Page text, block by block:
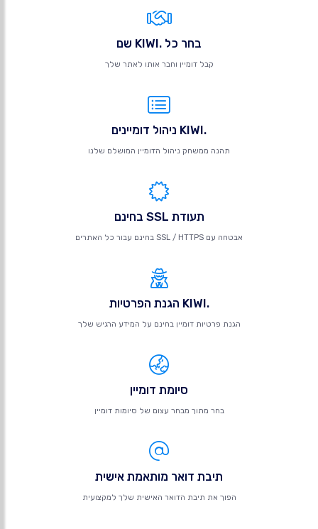
בחר כל .KIWI שם
קבל דומיין וחבר אותו לאתר שלך
.KIWI ניהול דומיינים
תהנה ממשחק ניהול הדומיין המושלם שלנו
תעודת SSL בחינם
אבטחה עם SSL / HTTPS בחינם עבור כל האתרים
.KIWI הגנת הפרטיות
הגנת פרטיות דומיין בחינם על המידע הרגיש שלך
סיומת דומיין
בחר מתוך מבחר עצום של סיומות דומיין
תיבת דואר מותאמת אישית
הפוך את תיבת הדואר האישית שלך למקצועית